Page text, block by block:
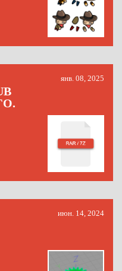
янв. 08, 2025
июн. 14, 2024